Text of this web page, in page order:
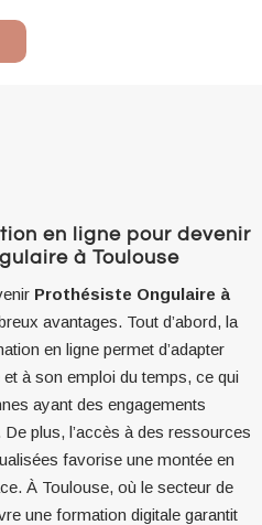
en ligne pour devenir
à Toulouse
Prothésiste Ongulaire à
avantages. Tout d’abord, la
en ligne permet d’adapter
à son emploi du temps, ce qui
ayant des engagements
plus, l’accès à des ressources
favorise une montée en
À Toulouse, où le secteur de
une formation digitale garantit